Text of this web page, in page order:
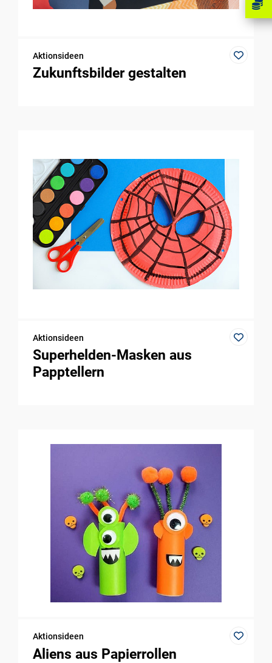
Aktionsideen
Zukunftsbilder gestalten
Aktionsideen
Superhelden-Masken aus
Papptellern
Aktionsideen
Aliens aus Papierrollen